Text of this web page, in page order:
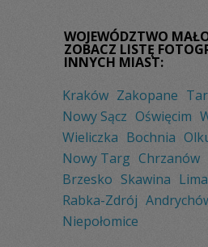
WOJEWÓDZTWO
ZOBACZ LISTĘ
INNYCH MIAST:
Kraków Zakopane
Nowy Sącz Oświęcim
Wieliczka Bochnia
Nowy Targ Chrzanów
Brzesko Skawina
Rabka-Zdrój
Niepołomice